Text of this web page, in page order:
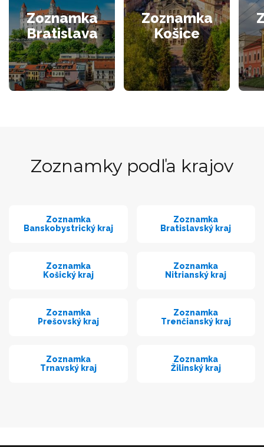
Zoznamka
Bratislava
Zoznamka
Košice
Zoznamky podľa krajov
Zoznamka
Banskobystrický kraj
Zoznamka
Bratislavský kraj
Zoznamka
Košický kraj
Zoznamka
Nitrianský kraj
Zoznamka
Prešovský kraj
Zoznamka
Trenčianský kraj
Zoznamka
Trnavský kraj
Zoznamka
Žilinský kraj